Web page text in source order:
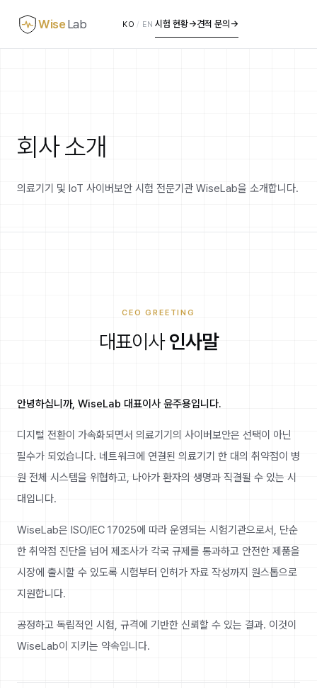
WiseLab KO / EN 시험 현황→견적 문의 →
회사 소개
의료기기 및 IoT 사이버보안 시험 전문기관 WiseLab을 소개합니다.
CEO GREETING
대표이사인사말
안녕하십니까, WiseLab 대표이사 윤주용입니다.
디지털 전환이 가속화되면서 의료기기의 사이버보안은 선택이 아닌
필수가 되었습니다. 네트워크에 연결된 의료기기 한 대의 취약점이 병
원 전체 시스템을 위협하고, 나아가 환자의 생명과 직결될 수 있는 시
대입니다.
WiseLab은 ISO/IEC 17025에 따라 운영되는 시험기관으로서, 단순
한 취약점 진단을 넘어 제조사가 각국 규제를 통과하고 안전한 제품을
시장에 출시할 수 있도록 시험부터 인허가 자료 작성까지 원스톱으로
지원합니다.
공정하고 독립적인 시험, 규격에 기반한 신뢰할 수 있는 결과. 이것이
WiseLab이 지키는 약속입니다.